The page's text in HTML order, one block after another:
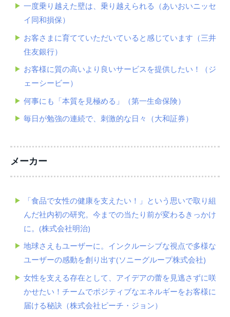
一度乗り越えた壁は、乗り越えられる（あいおいニッセ
イ同和損保）
お客さまに育てていただいていると感じています（三井
住友銀行）
お客様に質の高いより良いサービスを提供したい！（ジ
ェーシービー）
何事にも「本質を見極める」（第一生命保険）
毎日が勉強の連続で、刺激的な日々（大和証券）
メーカー
「食品で女性の健康を支えたい！」という思いで取り組
んだ社内初の研究。今までの当たり前が変わるきっかけ
に。(株式会社明治)
地球さえもユーザーに。インクルーシブな視点で多様な
ユーザーの感動を創り出す(ソニーグループ株式会社)
女性を支える存在として、アイデアの蕾を見逃さずに咲
かせたい！チームでポジティブなエネルギーをお客様に
届ける秘訣（株式会社ピーチ・ジョン）